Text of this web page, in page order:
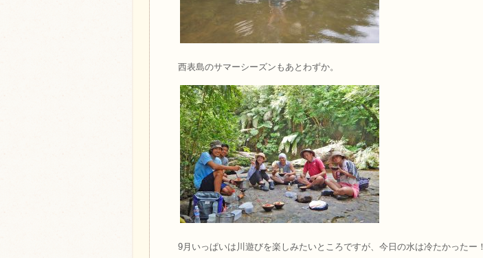
西表島のサマーシーズンもあとわずか。
9月いっぱいは川遊びを楽しみたいところですが、今日の水は冷たかったー！